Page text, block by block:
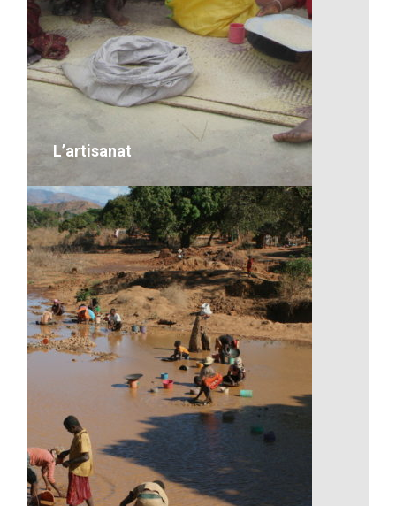
L’équipement à l’école
L’artisanat
L’artisanat